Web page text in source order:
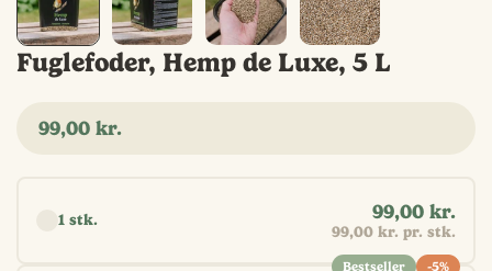
Fuglefoder, Hemp de Luxe, 5 L
Normal
99,00 kr.
1 stk. 99,00 kr.
99,00 kr. pr. stk.
Bestseller -5%